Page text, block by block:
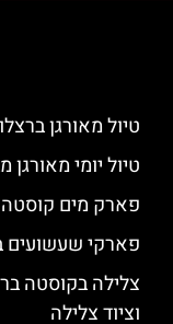
טיול מאורגן
טיול יומי
פארק מים קוסטה
פארקי שעשועים
צלילה בקוסטה
וציוד צלילה